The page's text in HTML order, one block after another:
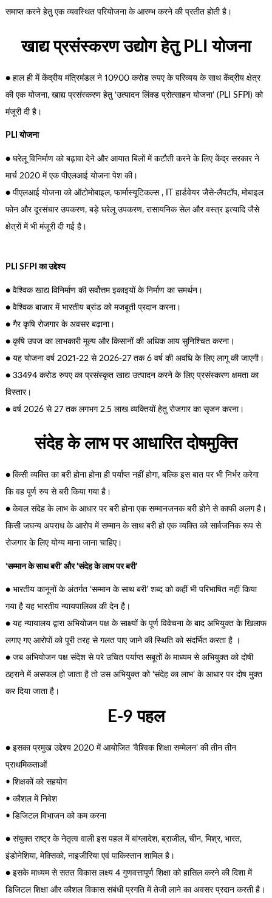
समाप्त करने हेतु एक व्यवस्थित परियोजना के आरम्भ करने की प्रतीत होती है।
खाद्य प्रसंस्करण उद्योग हेतु PLI योजना
● हाल ही में केंद्रीय मंत्रिमंडल ने 10900 करोड रुपए के परिव्यय के साथ केंद्रीय क्षेत्र
की एक योजना, खाद्य प्रसंस्करण हेतु ‘उत्पादन लिंक्ड प्रोत्साहन योजना’ (PLI SFPI) को
मंजूरी दी है।
PLI योजना
● घरेलू विनिर्माण को बढ़ावा देने और आयात बिलों में कटौती करने के लिए केंद्र सरकार ने
मार्च 2020 में एक पीएलआई योजना पेश की।
● पीएलआई योजना को ऑटोमोबाइल, फार्मास्यूटिकल्स , IT हार्डवेयर जैसे-लैपटॉप, मोबाइल
फोन और दूरसंचार उपकरण, बड़े घरेलू उपकरण, रासायनिक सेल और वस्त्र इत्यादि जैसे
क्षेत्रों में भी मंजूरी दी गई है।
PLI SFPI का उद्देश्य
● वैश्विक खाद्य विनिर्माण की सर्वोत्तम इकाइयों के निर्माण का समर्थन।
● वैश्विक बाजार में भारतीय ब्रांड को मजबूती प्रदान करना।
● गैर कृषि रोजगार के अवसर बढ़ाना।
● कृषि उपज का लाभकारी मूल्य और किसानों की अधिक आय सुनिश्चित करना।
● यह योजना वर्ष 2021-22 से 2026-27 तक 6 वर्ष की अवधि के लिए लागू की जाएगी।
● 33494 करोड रुपए का प्रसंस्कृत खाद्य उत्पादन करने के लिए प्रसंस्करण क्षमता का
विस्तार।
● वर्ष 2026 से 27 तक लगभग 2.5 लाख व्यक्तियों हेतु रोजगार का सृजन करना।
संदेह के लाभ पर आधारित दोषमुक्ति
● किसी व्यक्ति का बरी होना होना ही पर्याप्त नहीं होगा, बल्कि इस बात पर भी निर्भर करेगा
कि वह पूर्ण रुप से बरी किया गया है।
● केवल संदेह के लाभ के आधार पर बरी होना एक सम्मानजनक बरी होने से काफी अलग है।
किसी जघन्य अपराध के आरोप में सम्मान के साथ बरी हो एक व्यक्ति को सार्वजनिक रूप से
रोजगार के लिए योग्य माना जाना चाहिए।
‘सम्मान के साथ बरी’ और ‘संदेह के लाभ पर बरी’
● भारतीय कानूनों के अंतर्गत ‘सम्मान के साथ बरी’ शब्द को कहीं भी परिभाषित नहीं किया
गया है यह भारतीय न्यायपालिका की देन है।
● यह न्यायालय द्वारा अभियोजन पक्ष के साक्ष्यों के पूर्ण विवेचना के बाद अभियुक्त के खिलाफ
लगाए गए आरोपों को पूरी तरह से गलत पाए जाने की स्थिति को संदर्भित करता है ।
● जब अभियोजन पक्ष संदेश से परे उचित पर्याप्त सबूतों के माध्यम से अभियुक्त को दोषी
ठहराने में असफल हो जाता है तो उस अभियुक्त को ‘संदेह का लाभ’ के आधार पर दोष मुक्त
कर दिया जाता है।
E-9 पहल
● इसका प्रमुख उद्देश्य 2020 में आयोजित ‘वैश्विक शिक्षा सम्मेलन’ की तीन तीन
प्राथमिकताओं
• शिक्षकों को सहयोग
• कौशल में निवेश
• डिजिटल विभाजन को कम करना
● संयुक्त राष्ट्र के नेतृत्व वाली इस पहल में बांग्लादेश, ब्राजील, चीन, मिश्र, भारत,
इंडोनेशिया, मेक्सिको, नाइजीरिया एवं पाकिस्तान शामिल है।
● इसके माध्यम से सतत विकास लक्ष्य 4 गुणवत्तापूर्ण शिक्षा को हासिल करने की दिशा में
डिजिटल शिक्षा और कौशल विकास संबंधी प्रगति में तेजी लाने का अवसर प्रदान करती है।